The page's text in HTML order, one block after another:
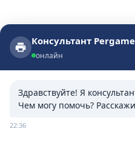
Консультант
онлайн
Здравствуйте! Я
Чем могу помочь?
22:36
Консультант